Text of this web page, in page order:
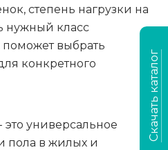
степень нагрузки на
нужный класс
поможет выбрать
конкретного
универсальное
пола в жилых и
Скачать каталог